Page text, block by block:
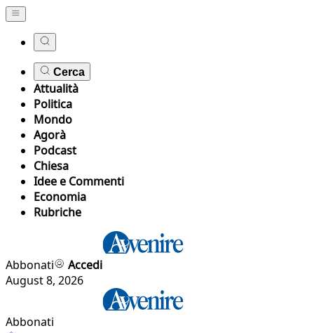
Cerca
Attualità
Politica
Mondo
Agorà
Podcast
Chiesa
Idee e Commenti
Economia
Rubriche
Abbonati
Accedi
August 8, 2026
Abbonati